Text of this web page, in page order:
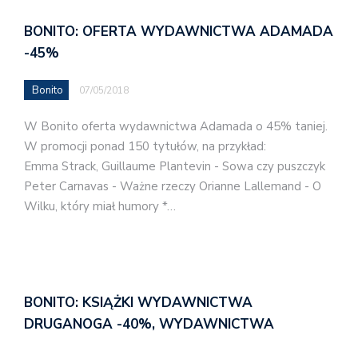
BONITO: OFERTA WYDAWNICTWA ADAMADA
-45%
Bonito 07/05/2018
W Bonito oferta wydawnictwa Adamada o 45% taniej.
W promocji ponad 150 tytułów, na przykład:
Emma Strack, Guillaume Plantevin - Sowa czy puszczyk
Peter Carnavas - Ważne rzeczy Orianne Lallemand - O
Wilku, który miał humory *…
BONITO: KSIĄŻKI WYDAWNICTWA
DRUGANOGA -40%, WYDAWNICTWA